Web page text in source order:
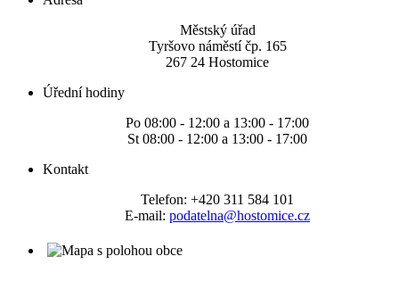
Městský úřad
Tyršovo náměstí čp. 165
267 24 Hostomice
Úřední hodiny
Po 08:00 - 12:00 a 13:00 - 17:00
St 08:00 - 12:00 a 13:00 - 17:00
Kontakt
Telefon: +420 311 584 101
E-mail: podatelna@hostomice.cz